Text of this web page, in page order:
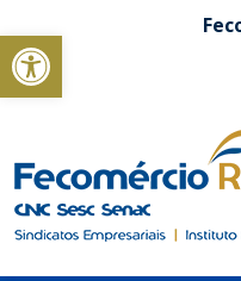
Abrir a barra de ferramentas